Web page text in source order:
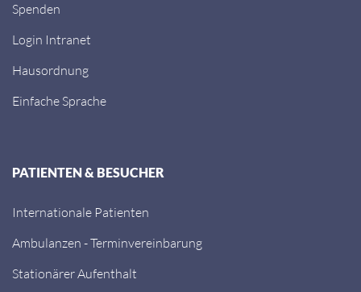
Spenden
Login Intranet
Hausordnung
Einfache Sprache
PATIENTEN & BESUCHER
Internationale Patienten
Ambulanzen - Terminvereinbarung
Stationärer Aufenthalt